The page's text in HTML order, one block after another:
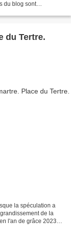
du blog sont
du Tertre.
la spéculation a
de la
l'an de grâce 2023, il